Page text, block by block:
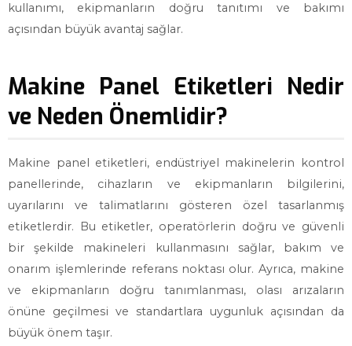
kullanımı, ekipmanların doğru tanıtımı ve bakımı
açısından büyük avantaj sağlar.
Makine Panel Etiketleri Nedir
ve Neden Önemlidir?
Makine panel etiketleri, endüstriyel makinelerin kontrol
panellerinde, cihazların ve ekipmanların bilgilerini,
uyarılarını ve talimatlarını gösteren özel tasarlanmış
etiketlerdir. Bu etiketler, operatörlerin doğru ve güvenli
bir şekilde makineleri kullanmasını sağlar, bakım ve
onarım işlemlerinde referans noktası olur. Ayrıca, makine
ve ekipmanların doğru tanımlanması, olası arızaların
önüne geçilmesi ve standartlara uygunluk açısından da
büyük önem taşır.